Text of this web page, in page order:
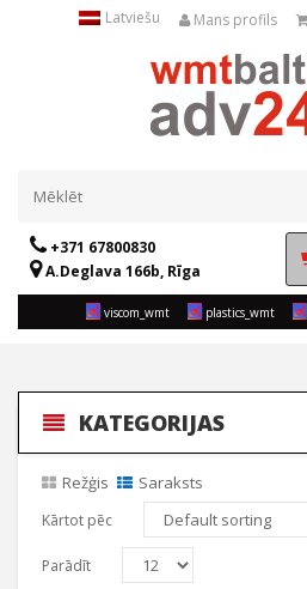
Latviešu Mans profils
+371 67800830
A.Deglava 166b, Rīga
viscom_wmt plastics_wmt
KATEGORIJAS
Režģis Saraksts
Kārtot pēc
Parādīt